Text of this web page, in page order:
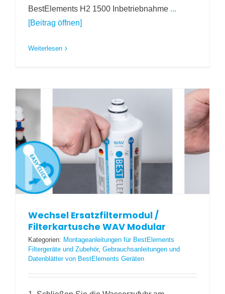
BestElements H2 1500 Inbetriebnahme ...
[Beitrag öffnen]
Weiterlesen
Wechsel Ersatzfiltermodul /
Filterkartusche WAV Modular
Kategorien: Montageanleitungen für BestElements
Filtergeräte und Zubehör, Gebrauchsanleitungen und
Datenblätter von BestElements Geräten